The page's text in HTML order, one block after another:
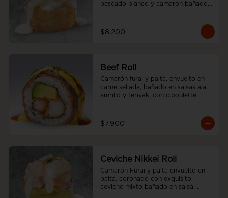
pescado blanco y camaron bañado
$8.200
Beef Roll
Camarón furai y palta, envuelto en
carne sellada, bañado en salsas ajai
amrillo y teriyaki con ciboulette.
$7.900
Ceviche Nikkei Roll
Camarón Furai y palta envuelto en
palta, coronado con exquisito
ceviche mixto bañado en salsa